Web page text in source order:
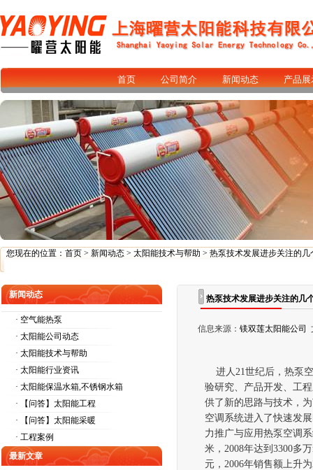
首页 公司简介 新闻动态 产品展
您现在的位置： 首页 > 新闻动态 > 太阳能技术与帮助 > 热泵技术发展进步关注的几
新闻动态
· 空气能热泵
· 太阳能公司动态
· 太阳能技术与帮助
· 太阳能行业资讯
· 太阳能保温水箱,不锈钢水箱
· 【问答】太阳能工程
· 【问答】太阳能采暖
· 工程案例
最新文章
热泵技术发展进步关注的几
信息来源：镁双莲太阳能公司
进人21世纪后，热泵
验研究、产品开发、工
供了新的思路与技术，
空调系统进入了快速发
力推广与应用热泵 空调
米，2008年达到3300多万
元，2006年销售额上升为